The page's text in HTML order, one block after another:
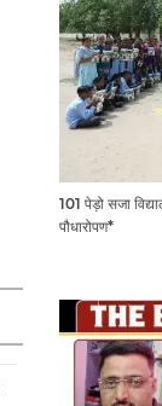
101 पेड़ो सजा
पौधारोपण*